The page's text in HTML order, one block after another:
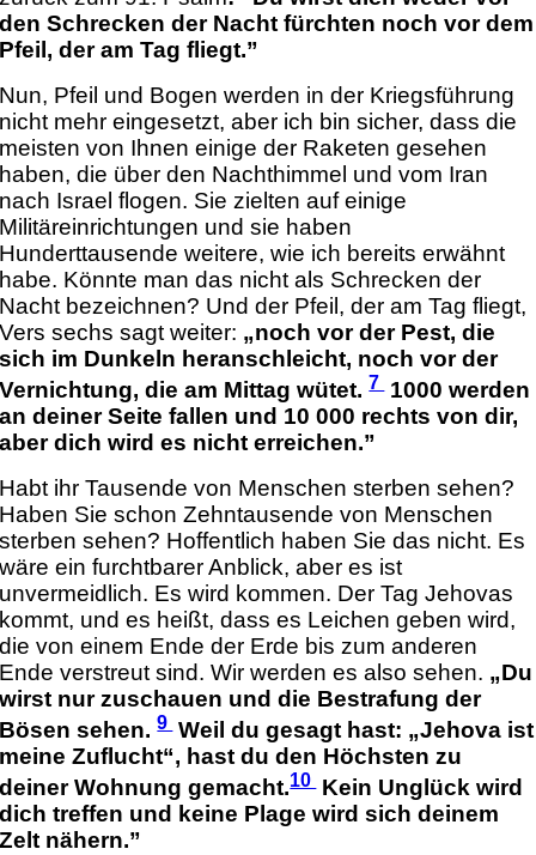
den Schrecken der Nacht fürchten noch vor dem
Pfeil, der am Tag fliegt.”
Nun, Pfeil und Bogen werden in der Kriegsführung
nicht mehr eingesetzt, aber ich bin sicher, dass die
meisten von Ihnen einige der Raketen gesehen
haben, die über den Nachthimmel und vom Iran
nach Israel flogen. Sie zielten auf einige
Militäreinrichtungen und sie haben
Hunderttausende weitere, wie ich bereits erwähnt
habe. Könnte man das nicht als Schrecken der
Nacht bezeichnen? Und der Pfeil, der am Tag fliegt,
Vers sechs sagt weiter: „noch vor der Pest, die
sich im Dunkeln heranschleicht, noch vor der
Vernichtung, die am Mittag wütet.7 1000 werden
an deiner Seite fallen und 10 000 rechts von dir,
aber dich wird es nicht erreichen.”
Habt ihr Tausende von Menschen sterben sehen?
Haben Sie schon Zehntausende von Menschen
sterben sehen? Hoffentlich haben Sie das nicht. Es
wäre ein furchtbarer Anblick, aber es ist
unvermeidlich. Es wird kommen. Der Tag Jehovas
kommt, und es heißt, dass es Leichen geben wird,
die von einem Ende der Erde bis zum anderen
Ende verstreut sind. Wir werden es also sehen. „Du
wirst nur zuschauen und die Bestrafung der
Bösen sehen.9 Weil du gesagt hast: „Jehova ist
meine Zuflucht“, hast du den Höchsten zu
deiner Wohnung gemacht.10 Kein Unglück wird
dich treffen und keine Plage wird sich deinem
Zelt nähern.”